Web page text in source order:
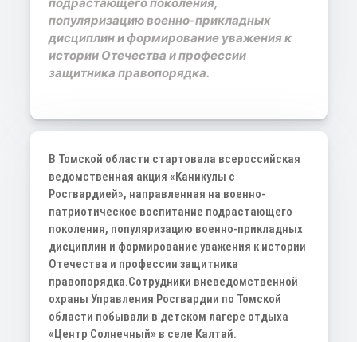
популяризацию военно-прикладных
дисциплин и формирование уважения к
истории Отечества и профессии
защитника правопорядка.
В Томской области стартовала всероссийская
ведомственная акция «Каникулы с
Росгвардией», направленная на военно-
патриотическое воспитание подрастающего
поколения, популяризацию военно-прикладных
дисциплин и формирование уважения к истории
Отечества и профессии защитника
правопорядка.Сотрудники вневедомственной
охраны Управления Росгвардии по Томской
области побывали в детском лагере отдыха
«Центр Солнечный» в селе Калтай.